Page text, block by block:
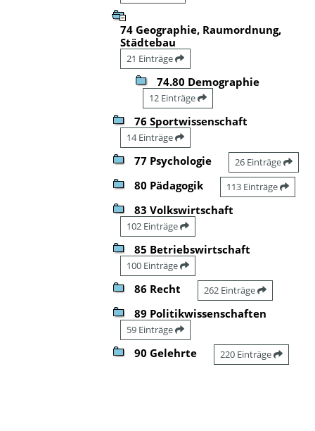
74 Geographie, Raumordnung,
Städtebau
21 Einträge
74.80 Demographie
12 Einträge
76 Sportwissenschaft
14 Einträge
77 Psychologie 26 Einträge
80 Pädagogik 113 Einträge
83 Volkswirtschaft
102 Einträge
85 Betriebswirtschaft
100 Einträge
86 Recht 262 Einträge
89 Politikwissenschaften
59 Einträge
90 Gelehrte 220 Einträge